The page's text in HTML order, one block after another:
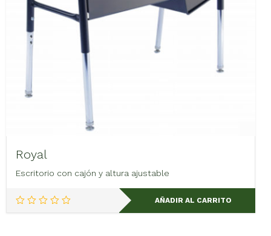
Royal
Escritorio con cajón y altura ajustable
AÑADIR AL CARRITO